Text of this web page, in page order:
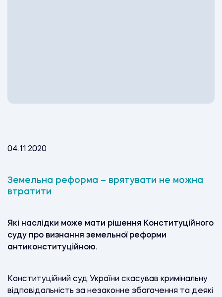
04.11.2020
Земельна реформа – врятувати не можна
втратити
Які наслідки може мати рішення Конституційного
суду про визнання земельної реформи
антиконституційною.
Конституційний суд України скасував кримінальну
відповідальність за незаконне збагачення та деякі